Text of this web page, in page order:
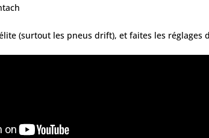
(surtout les pneus drift), et faites les réglages